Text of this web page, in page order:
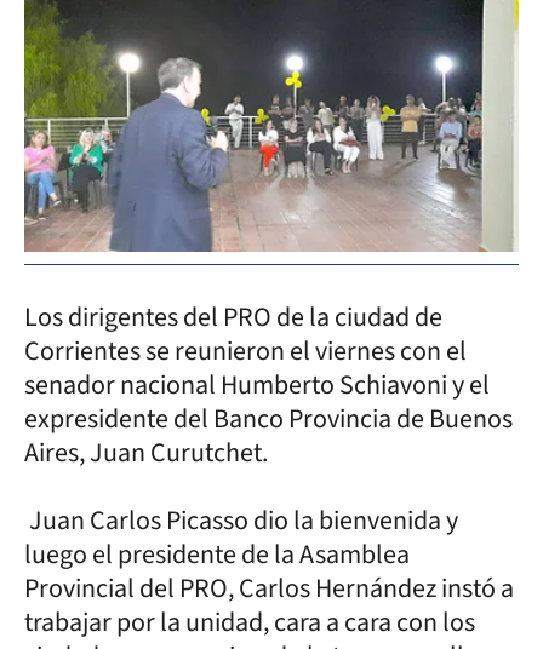
Los dirigentes del PRO de la ciudad de
Corrientes se reunieron el viernes con el
senador nacional Humberto Schiavoni y el
expresidente del Banco Provincia de Buenos
Aires, Juan Curutchet.
Juan Carlos Picasso dio la bienvenida y
luego el presidente de la Asamblea
Provincial del PRO, Carlos Hernández instó a
trabajar por la unidad, cara a cara con los